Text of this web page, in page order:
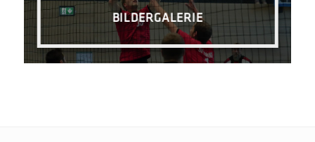
BILDERGALERIE